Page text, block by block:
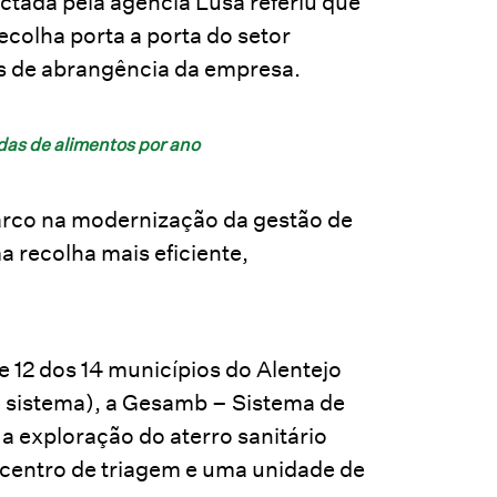
porta a porta do setor
de abrangência da empresa.
de alimentos por ano
na modernização da gestão de
recolha mais eficiente,
dos 14 municípios do Alentejo
a Gesamb – Sistema de
exploração do aterro sanitário
de triagem e uma unidade de